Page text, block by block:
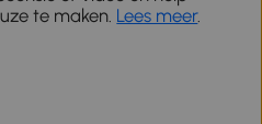
te maken. Lees meer.